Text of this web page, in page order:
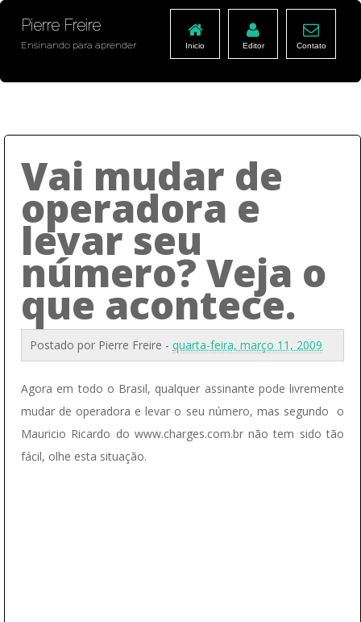
Pierre Freire
Ensinando para aprender Inicio Editor Contato
Vai mudar de
operadora e
levar seu
número? Veja o
que acontece.
Postado por Pierre Freire - quarta-feira, março 11, 2009
Agora em todo o Brasil, qualquer assinante pode livremente
mudar de operadora e levar o seu número, mas segundo o
Mauricio Ricardo do www.charges.com.br não tem sido tão
fácil, olhe esta situação.